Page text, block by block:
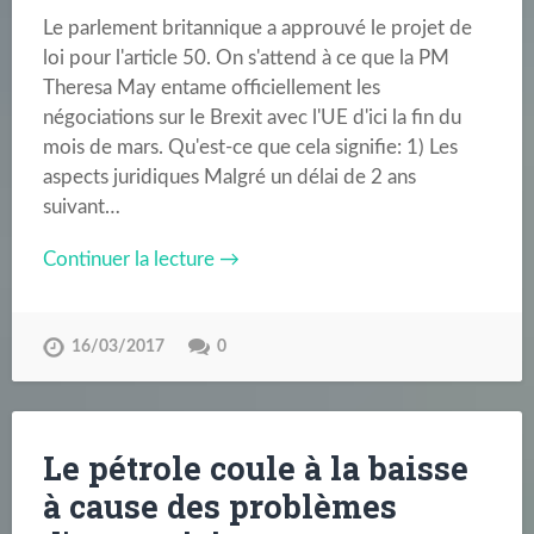
Le parlement britannique a approuvé le projet de
loi pour l'article 50. On s'attend à ce que la PM
Theresa May entame officiellement les
négociations sur le Brexit avec l'UE d'ici la fin du
mois de mars. Qu'est-ce que cela signifie: 1) Les
aspects juridiques Malgré un délai de 2 ans
suivant…
Continuer la lecture →
16/03/2017 0
Le pétrole coule à la baisse
à cause des problèmes